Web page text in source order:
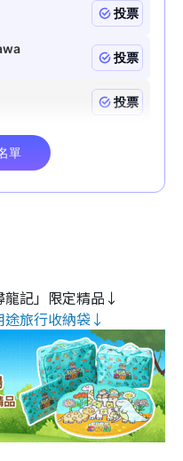
記」限定精品↓
旅行收納袋↓